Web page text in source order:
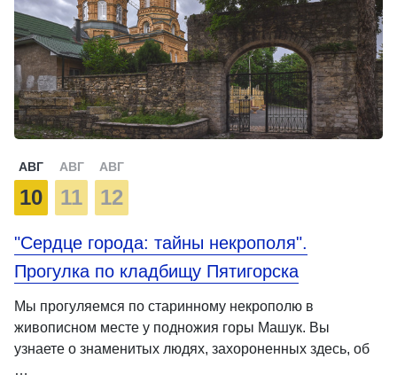
АВГ
10
АВГ
11
АВГ
12
"Сердце города: тайны некрополя".
Прогулка по кладбищу Пятигорска
Мы прогуляемся по старинному некрополю в
живописном месте у подножия горы Машук. Вы
узнаете о знаменитых людях, захороненных здесь, об
…